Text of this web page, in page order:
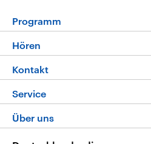
Programm
Programm
Die Nachrichten
Nachrichtenleicht
Neue Beiträge auf dlf.de
Hören
Livestream
Podcasts
Deutschlandfunk App
Kontakt
Hörerservice
Service
FAQ
Über uns